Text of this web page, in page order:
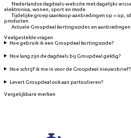
Nederlandse dagdeals-website met dagelijks
elektronica, wonen, sport en mode
Tijdelijke groepsaankoop-aanbiedingen op = op,
producten
Actuele Groupdeal kortingscodes en
Veelgestelde vragen
Hoe gebruik ik een Groupdeal kortingscode?
Hoe lang zijn de dagdeals bij Groupdeal geldig?
Hoe schrijf ik me in voor de Groupdeal nieuwsbrief?
Levert Groupdeal ook aan particulieren?
Vergelijkbare merken